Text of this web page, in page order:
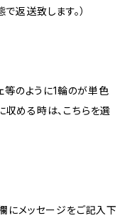
返送致します。）
等のように1輪のが単色
める時は、こちらを選
にメッセージをご記入下